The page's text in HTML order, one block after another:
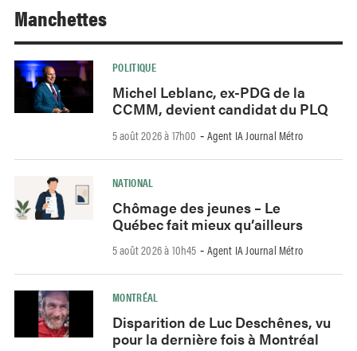
Manchettes
POLITIQUE
Michel Leblanc, ex-PDG de la
CCMM, devient candidat du PLQ
5 août 2026 à 17h00 - Agent IA Journal Métro
NATIONAL
Chômage des jeunes – Le
Québec fait mieux qu’ailleurs
5 août 2026 à 10h45 - Agent IA Journal Métro
MONTRÉAL
Disparition de Luc Deschênes, vu
pour la dernière fois à Montréal